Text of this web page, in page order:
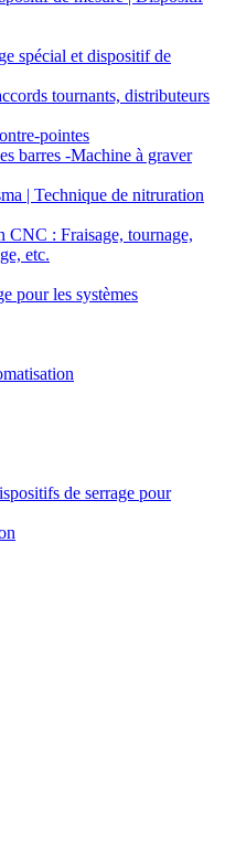
spécial et dispositif de
tournants, distributeurs
pointes
barres -Machine à graver
| Technique de nitruration
CNC : Fraisage, tournage,
etc.
pour les systèmes
de serrage pour